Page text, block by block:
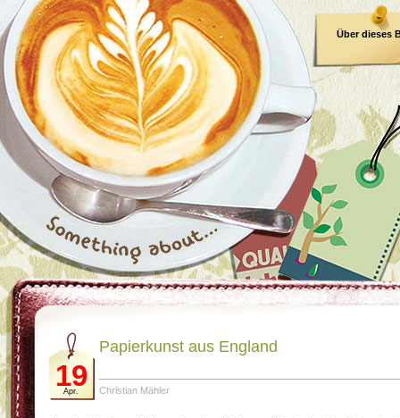
Über dieses
19
Apr.
Papierkunst aus England
Christian Mähler